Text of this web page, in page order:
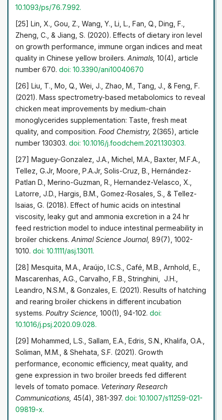
10.1093/ps/76.7.992.
[25] Lin, X., Gou, Z., Wang, Y., Li, L., Fan, Q., Ding, F.,
Zheng, C., & Jiang, S. (2020). Effects of dietary iron level
on growth performance, immune organ indices and meat
quality in Chinese yellow broilers. Animals,10(4), article
number 670.doi: 10.3390/ani10040670
[26] Liu, T., Mo, Q., Wei, J., Zhao, M., Tang, J., & Feng, F.
(2021). Mass spectrometry-based metabolomics to reveal
chicken meat improvements by medium-chain
monoglycerides supplementation: Taste, fresh meat
quality, and composition.Food Chemistry, 2(365), article
number 130303.doi: 10.1016/j.foodchem.2021.130303.
[27] Maguey-Gonzalez, J.A., Michel, M.A., Baxter, M.F.A.,
Tellez, G.Jr, Moore, P.A.Jr, Solis-Cruz, B., Hernández-
Patlan D., Merino-Guzman, R., Hernandez-Velasco, X.,
Latorre, J.D., Hargis, B.M., Gomez-Rosales, S., & Tellez-
Isaias, G. (2018). Effect of humic acids on intestinal
viscosity, leaky gut and ammonia excretion in a 24 hr
feed restriction model to induce intestinal permeability in
broiler chickens.Animal Science Journal, 89(7), 1002-
1010.doi: 10.1111/asj.13011.
[28] Mesquita, M.A., Araújo, I.C.S., Café, M.B., Arnhold, E.,
Mascarenhas, A.G., Carvalho, F.B., Stringhini, J.H.,
Leandro, N.S.M., & Gonzales, E. (2021). Results of hatching
and rearing broiler chickens in different incubation
systems.Poultry Science, 100(1), 94-102.doi:
10.1016/j.psj.2020.09.028.
[29] Mohammed, L.S., Sallam, E.A., Edris, S.N., Khalifa, O.A.,
Soliman, M.M., & Shehata, S.F. (2021). Growth
performance, economic efficiency, meat quality, and
gene expression in two broiler breeds fed different
levels of tomato pomace. Veterinary Research
Communications, 45(4), 381-397.doi: 10.1007/s11259-021-
09819-x.